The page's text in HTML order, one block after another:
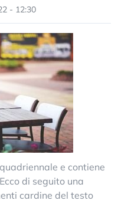
- 12:30
e contiene
di seguito una
cardine del testo